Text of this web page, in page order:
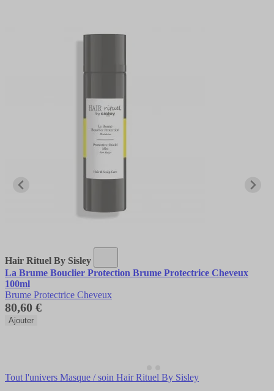
Hair Rituel By Sisley
La Brume Bouclier Protection Brume Protectrice Cheveux
100ml
Brume Protectrice Cheveux
80,60 €
Ajouter
Tout l'univers Masque / soin Hair Rituel By Sisley